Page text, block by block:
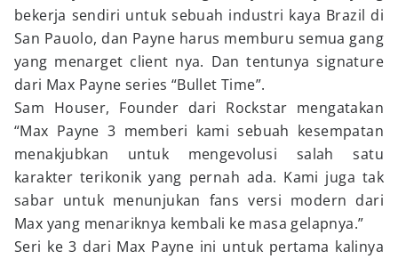
bekerja sendiri untuk sebuah industri kaya Brazil di
San Pauolo, dan Payne harus memburu semua gang
yang menarget client nya. Dan tentunya signature
dari Max Payne series “Bullet Time”.
Sam Houser, Founder dari Rockstar mengatakan
“Max Payne 3 memberi kami sebuah kesempatan
menakjubkan untuk mengevolusi salah satu
karakter terikonik yang pernah ada. Kami juga tak
sabar untuk menunjukan fans versi modern dari
Max yang menariknya kembali ke masa gelapnya.”
Seri ke 3 dari Max Payne ini untuk pertama kalinya